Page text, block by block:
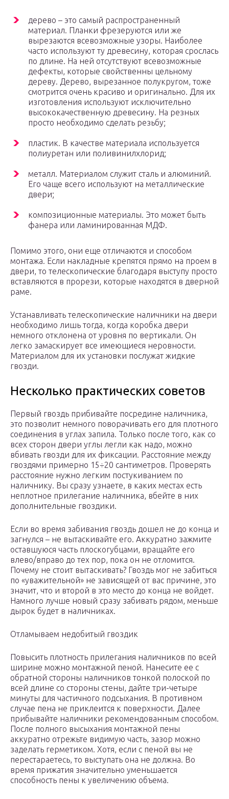
дерево – это самый распространенный
материал. Планки фрезеруются или же
вырезаются всевозможные узоры. Наиболее
часто используют ту древесину, которая срослась
по длине. На ней отсутствуют всевозможные
дефекты, которые свойственны цельному
дереву. Дерево, вырезанное полукругом, тоже
смотрится очень красиво и оригинально. Для их
изготовления используют исключительно
высококачественную древесину. На резных
просто необходимо сделать резьбу;
пластик. В качестве материала используется
полиуретан или поливинилхлорид;
металл. Материалом служит сталь и алюминий.
Его чаще всего используют на металлические
двери;
композиционные материалы. Это может быть
фанера или ламинированная МДФ.
Помимо этого, они еще отличаются и способом
монтажа. Если накладные крепятся прямо на проем в
двери, то телескопические благодаря выступу просто
вставляются в прорези, которые находятся в дверной
раме.
Устанавливать телескопические наличники на двери
необходимо лишь тогда, когда коробка двери
немного отклонена от уровня по вертикали. Он
легко замаскирует все имеющиеся неровности.
Материалом для их установки послужат жидкие
гвозди.
Несколько практических советов
Первый гвоздь прибивайте посредине наличника,
это позволит немного поворачивать его для плотного
соединения в углах запила. Только после того, как со
всех сторон двери углы легли как надо, можно
вбивать гвозди для их фиксации. Расстояние между
гвоздями примерно 15÷20 сантиметров. Проверять
расстояние нужно легким постукиванием по
наличнику. Вы сразу узнаете, в каких местах есть
неплотное прилегание наличника, вбейте в них
дополнительные гвоздики.
Если во время забивания гвоздь дошел не до конца и
загнулся – не вытаскивайте его. Аккуратно зажмите
оставшуюся часть плоскогубцами, вращайте его
влево/вправо до тех пор, пока он не отломится.
Почему не стоит вытаскивать? Гвоздь мог не забиться
по «уважительной» не зависящей от вас причине, это
значит, что и второй в это место до конца не войдет.
Намного лучше новый сразу забивать рядом, меньше
дырок будет в наличниках.
Отламываем недобитый гвоздик
Повысить плотность прилегания наличников по всей
ширине можно монтажной пеной. Нанесите ее с
обратной стороны наличников тонкой полоской по
всей длине со стороны стены, дайте три-четыре
минуты для частичного подсыхания. В противном
случае пена не приклеится к поверхности. Далее
прибывайте наличники рекомендованным способом.
После полного высыхания монтажной пены
аккуратно отрежьте видимую часть, зазор можно
заделать герметиком. Хотя, если с пеной вы не
перестараетесь, то выступать она не должна. Во
время прижатия значительно уменьшается
способность пены к увеличению объема.